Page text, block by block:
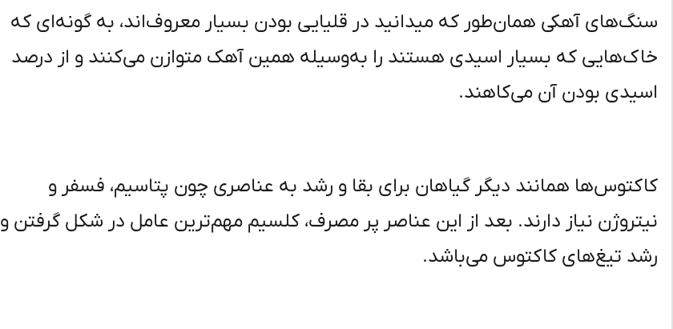
سنگ‌های آهکی همان‌طور که میدانید در قلیایی بودن بسیار معروف‌اند، به گونه‌ای که
خاک‌هایی که بسیار اسیدی هستند را به‌وسیله همین آهک متوازن می‌کنند و از درصد
اسیدی بودن آن می‌کاهند.
کاکتوس‌ها همانند دیگر گیاهان برای بقا و رشد به عناصری چون پتاسیم، فسفر و
نیتروژن نیاز دارند. بعد از این عناصر پر مصرف، کلسیم مهم‌ترین عامل در شکل گرفتن و
رشد تیغ‌های کاکتوس می‌باشد.